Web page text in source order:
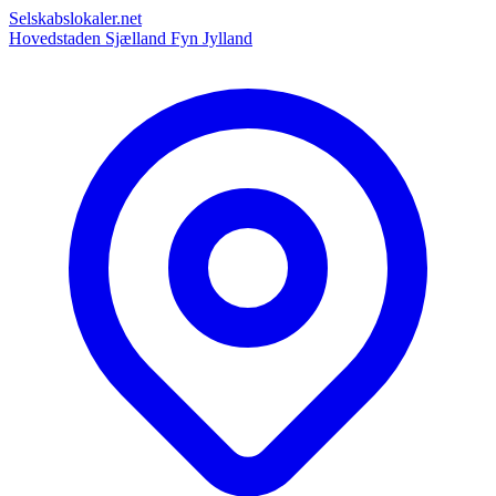
Selskabslokaler.net
Hovedstaden Sjælland Fyn Jylland